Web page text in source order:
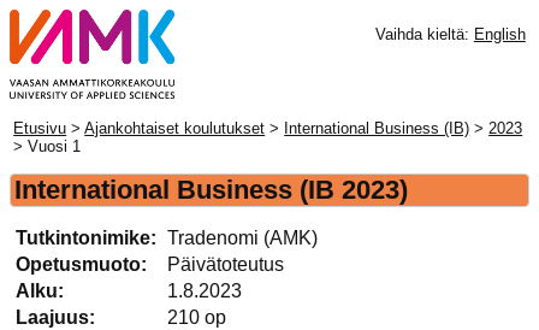
Vaihda kieltä: English
Etusivu >Ajankohtaiset koulutukset > International Business (IB) >2023
> Vuosi 1
International Business (IB 2023)
Tutkintonimike: Tradenomi (AMK)
Opetusmuoto:
Päivätoteutus
Alku:
1.8.2023
Laajuus:
210 op